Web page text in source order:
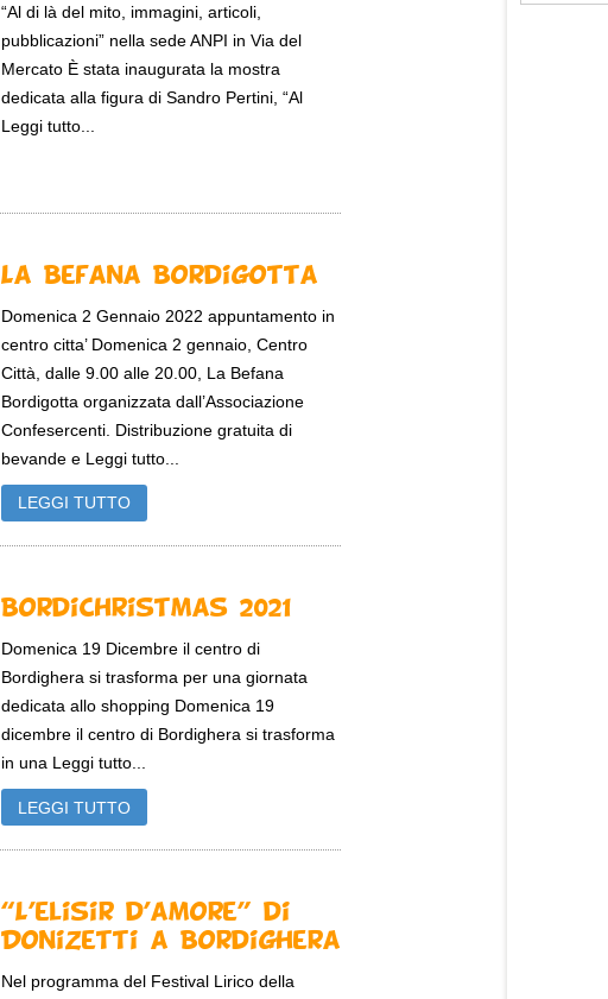
“Al di là del mito, immagini, articoli,
pubblicazioni” nella sede ANPI in Via del
Mercato È stata inaugurata la mostra
dedicata alla figura di Sandro Pertini, “Al
Leggi tutto...
La Befana Bordigotta
Domenica 2 Gennaio 2022 appuntamento in
centro citta’ Domenica 2 gennaio, Centro
Città, dalle 9.00 alle 20.00, La Befana
Bordigotta organizzata dall’Associazione
Confesercenti. Distribuzione gratuita di
bevande e Leggi tutto...
LEGGI TUTTO
BordiChristmas 2021
Domenica 19 Dicembre il centro di
Bordighera si trasforma per una giornata
dedicata allo shopping Domenica 19
dicembre il centro di Bordighera si trasforma
in una Leggi tutto...
LEGGI TUTTO
“L’elisir d’amore” di
Donizetti a Bordighera
Nel programma del Festival Lirico della